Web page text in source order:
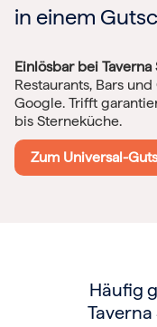
in einem
Einlösbar bei Taverna
Restaurants, Bars
Google. Trifft
bis Sterneküche.
Zum Universal-
Häufig